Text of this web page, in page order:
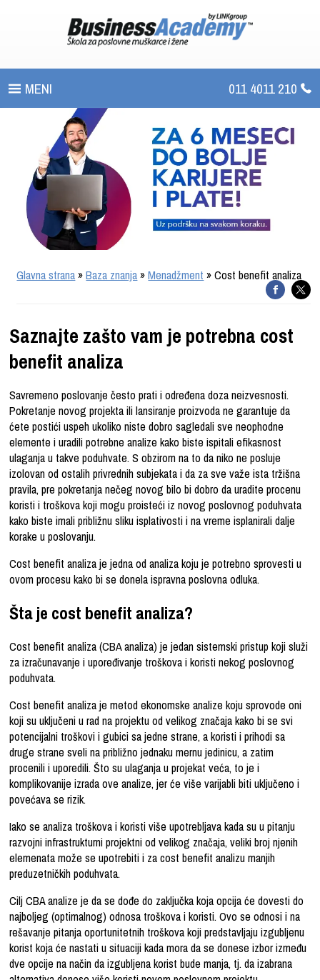
011 4011 210
ŠTA DOBIJATE
UČENJE NA DALJINU
SERTIFIKACIJA
Glavna strana»Baza znanja»Menadžment » Cost benefit analiza
Saznajte zašto vam je potrebna cost
benefit analiza
Savremeno poslovanje često prati i određena doza neizvesnosti.
Pokretanje novog projekta ili lansiranje proizvoda ne garantuje da
ćete postići uspeh ukoliko niste dobro sagledali sve neophodne
elemente i uradili potrebne analize kako biste ispitali efikasnost
ulaganja u takve poduhvate. S obzirom na to da niko ne posluje
izolovan od ostalih privrednih subjekata i da za sve važe ista tržišna
pravila, pre pokretanja nečeg novog bilo bi dobro da uraditeprocenu
koristi i troškovakoji mogu proisteći iz novog poslovnog poduhvata
kako biste imali približnu sliku isplativosti i na vreme isplanirali dalje
korake u poslovanju.
Cost benefit analizaje jedna od analiza koju je potrebno sprovesti u
ovom procesu kako bi se donela ispravna poslovna odluka.
Šta je cost benefit analiza?
Cost benefit analiza (CBA analiza) je jedan sistemski pristup koji služi
za izračunavanje i upoređivanje troškova i koristi nekog poslovnog
poduhvata.
Cost benefit analizaje metodekonomske analize koju sprovode oni
koji su uključeni urad na projektuod velikog značaja kako bi se svi
potencijalni troškovi i gubici sa jedne strane, a koristi i prihodi sa
druge strane sveli na približno jednaku mernu jedinicu, a zatim
procenili i uporedili. Što su ulaganja u projekat veća, to je i
komplikovanije izrada ove analize, jer će više varijabli biti uključeno i
povećava se rizik.
Iako se analiza troškova i koristiviše upotrebljava kada su u pitanju
razvojni infrastrukturni projektni od velikog značaja, veliki broj njenih
elemenata može se upotrebiti i zacost benefit analizumanjih
preduzetničkih poduhvata.
Cilj CBA analize je da se dođe do zaključka koja opcija će dovesti do
najboljeg (optimalnog) odnosa troškova i koristi. Ovo se odnosi i na
rešavanje pitanja oportunitetnih troškova koji predstavljaju izgubljenu
korist koja će nastati u situaciji kada mora da se donese izbor između
dve opcije na način da izgubljena korist bude manja, tj. da izabrana